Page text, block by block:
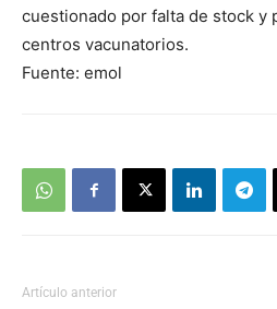
cuestionado por falta de stock y
centros vacunatorios.
Fuente: emol
Artículo anterior